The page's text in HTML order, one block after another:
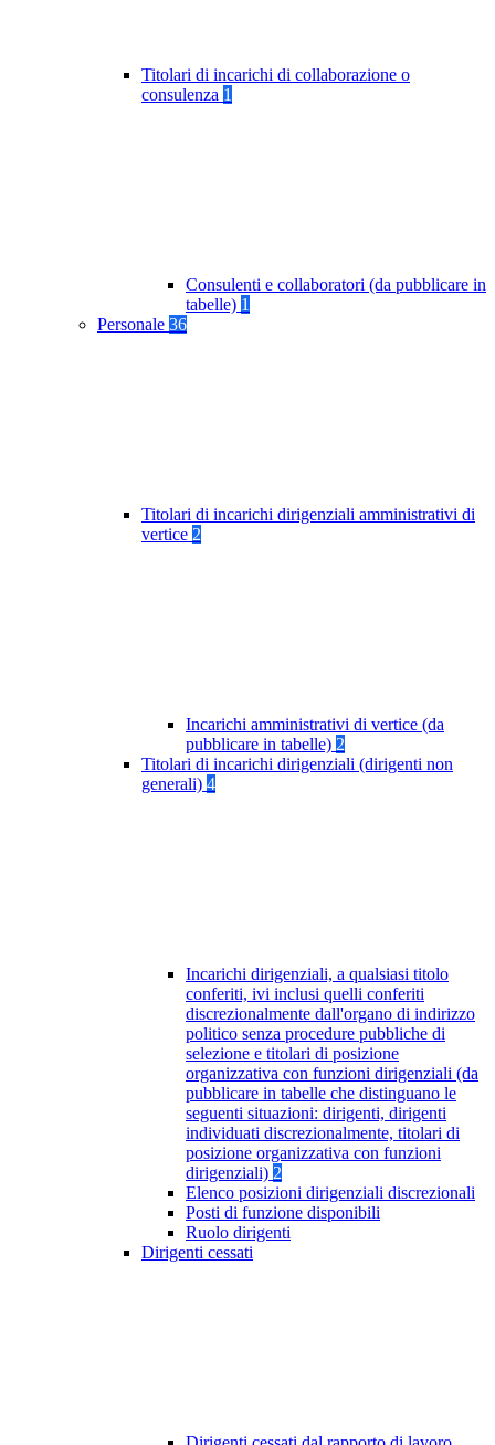
Titolari di incarichi di collaborazione o
consulenza 1
Consulenti e collaboratori (da pubblicare in
tabelle) 1
Personale 36
Titolari di incarichi dirigenziali amministrativi di
vertice 2
Incarichi amministrativi di vertice (da
pubblicare in tabelle) 2
Titolari di incarichi dirigenziali (dirigenti non
generali) 4
Incarichi dirigenziali, a qualsiasi titolo
conferiti, ivi inclusi quelli conferiti
discrezionalmente dall'organo di indirizzo
politico senza procedure pubbliche di
selezione e titolari di posizione
organizzativa con funzioni dirigenziali (da
pubblicare in tabelle che distinguano le
seguenti situazioni: dirigenti, dirigenti
individuati discrezionalmente, titolari di
posizione organizzativa con funzioni
dirigenziali) 2
Elenco posizioni dirigenziali discrezionali
Posti di funzione disponibili
Ruolo dirigenti
Dirigenti cessati